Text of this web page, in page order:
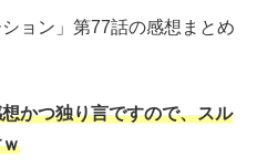
ョン」第77話の感想まとめ
かつ独り言ですので、スル